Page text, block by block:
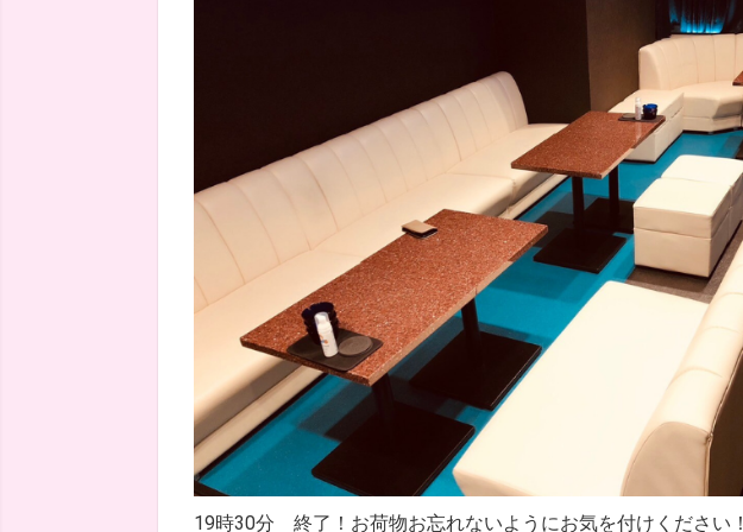
19時30分 終了！お荷物お忘れないようにお気を付けください！